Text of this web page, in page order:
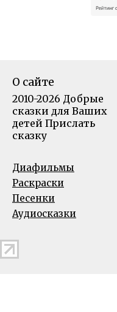
О сайте
2010-2026 Добрые
сказки для Ваших
детей Прислать
сказку
Диафильмы
Раскраски
Песенки
Аудиосказки